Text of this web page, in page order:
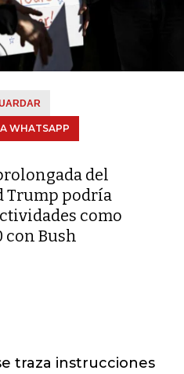
WHATSAPP
del
Trump podría
como
con Bush
traza instrucciones